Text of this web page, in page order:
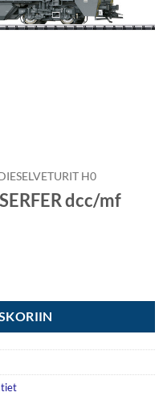
H0
dcc/mf